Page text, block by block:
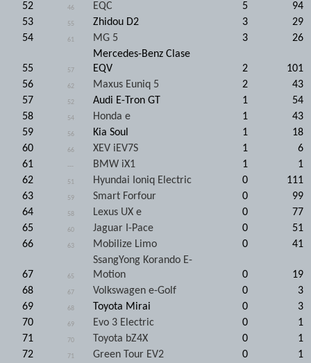
52 46
EQC
5
94
53
55 Zhidou D2 3
29
54
61 MG 5 3 26
55 57
Mercedes-Benz Clase
EQV
2
101
56
62 Maxus Euniq 5 2
43
57
52 Audi E-Tron GT 1
54
58
54 Honda e 1
43
59
56 Kia Soul 1
18
60
66 XEV iEV7S 1
6
61
--- BMW iX1 1
1
62
51 Hyundai Ioniq Electric 0
111
63
59 Smart Forfour 0
99
64
58 Lexus UX e 0
77
65
60 Jaguar I-Pace 0
51
66
63 Mobilize Limo 0 41
67 65
SsangYong Korando E-
Motion
0
19
68
67 Volkswagen e-Golf 0
3
69
68 Toyota Mirai 0
3
70
69 Evo 3 Electric 0
1
71
70 Toyota bZ4X 0
1
72
71 Green Tour EV2 0 1